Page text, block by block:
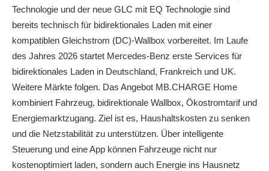
Technologie und der neue GLC mit EQ Technologie sind
bereits technisch für bidirektionales Laden mit einer
kompatiblen Gleichstrom (DC)-Wallbox vorbereitet. Im Laufe
des Jahres 2026 startet Mercedes‑Benz erste Services für
bidirektionales Laden in Deutschland, Frankreich und UK.
Weitere Märkte folgen. Das Angebot MB.CHARGE Home
kombiniert Fahrzeug, bidirektionale Wallbox, Ökostromtarif und
Energiemarktzugang. Ziel ist es, Haushaltskosten zu senken
und die Netzstabilität zu unterstützen. Über intelligente
Steuerung und eine App können Fahrzeuge nicht nur
kostenoptimiert laden, sondern auch Energie ins Hausnetz